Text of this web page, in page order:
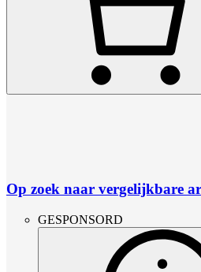
Op zoek naar vergelijkbare
GESPONSORD